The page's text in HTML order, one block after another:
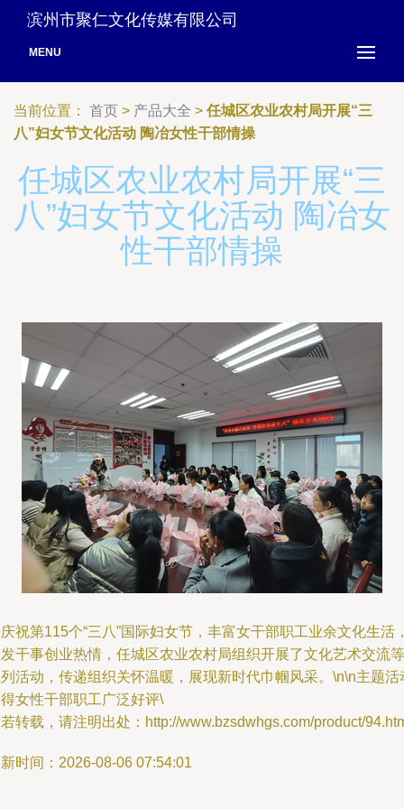
滨州市聚仁文化传媒有限公司
MENU
当前位置： 首页 > 产品大全 > 任城区农业农村局开展“三
八”妇女节文化活动 陶冶女性干部情操
任城区农业农村局开展“三
八”妇女节文化活动 陶冶女
性干部情操
祝第115个“三八”国际妇女节，丰富女干部职工业余文化生活
干事创业热情，任城区农业农村局组织开展了文化艺术交流等
活动，传递组织关怀温暖，展现新时代巾帼风采。\n\n主题活
女性干部职工广泛好评\
转载，请注明出处：http://www.bzsdwhgs.com/product/
时间：2026-08-06 07:54:01